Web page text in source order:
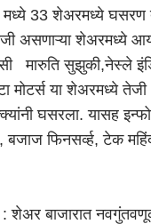
मध्ये 33 शेअरमध्ये घसरण
असणाऱ्या शेअरमध्ये
मारुति सुझुकी,नेस्ले
मोटर्स या शेअरमध्ये
घसरला. यासह
बजाज फिनसर्व्ह, टेक
बाजारात